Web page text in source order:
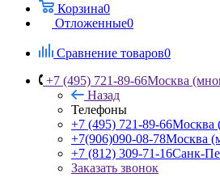
Корзина0
Отложенные0
Сравнение товаров0
+7 (495) 721-89-66Москва
Назад
Телефоны
+7 (495) 721-89-66Москва
+7(906)090-08-78Москва
+7 (812) 309-71-16Санк-
Заказать звонок